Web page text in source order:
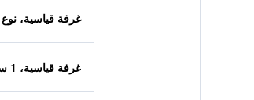
غرفة قياسية،
غرفة قياسية، 1 سرير كوين